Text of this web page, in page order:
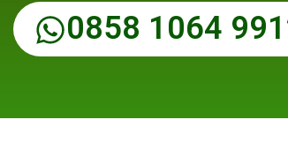
0858 1064